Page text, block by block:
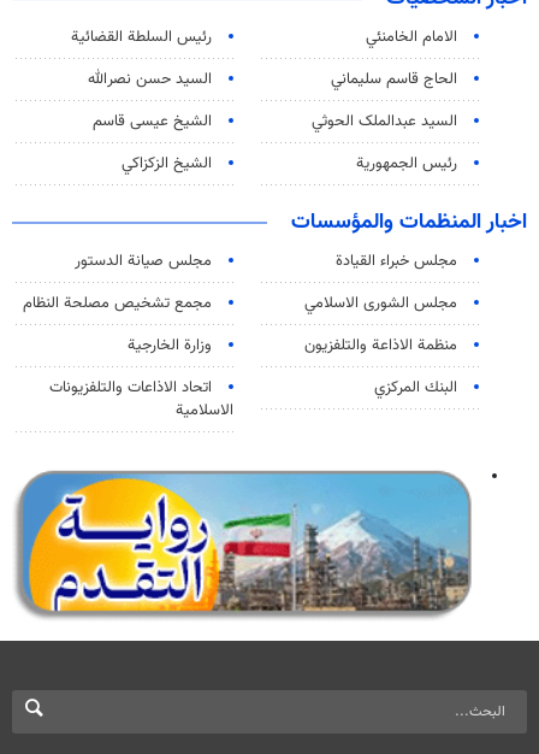
الامام الخامنئي
رئیس السلطة القضائیة
الحاج قاسم سليماني
السيد حسن نصرالله
السید عبدالملک الحوثي
الشيخ عيسى قاسم
رئيس الجمهورية
الشيخ الزكزاكي
اخبار المنظمات والمؤسسات
مجلس خبراء القيادة
مجلس صيانة الدستور
مجلس الشورى الاسلامي
مجمع تشخيص مصلحة النظام
منظمة الاذاعة والتلفزیون
وزارة الخارجية
البنك المركزي
اتحاد الاذاعات والتلفزيونات
الاسلامية